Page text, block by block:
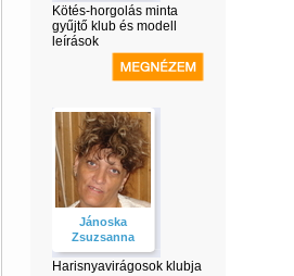
Kötés-horgolás minta
gyűjtő klub és modell
leírások
Jánoska
Zsuzsanna
Harisnyavirágosok klubja